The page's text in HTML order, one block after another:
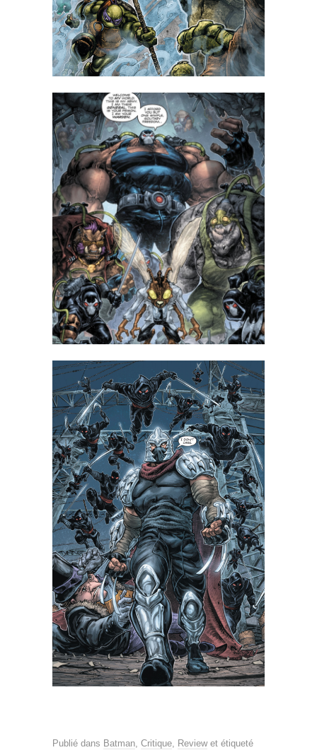
Publié dans Batman, Critique, Reviewet étiqueté